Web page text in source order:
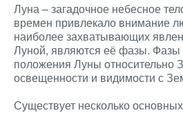
Луна – загадочное небесное
времен привлекало внимание
наиболее захватывающих
Луной, являются её фазы. Фазы
положения Луны относительно
освещенности и видимости с
Существует несколько